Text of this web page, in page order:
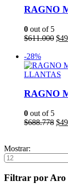
RAGNO
0 out of 5
$611.000 El
era:
$
-28%
LLANTAS
RAGNO
0 out of 5
$688.778 El
$
Mostrar:
Filtrar por Aro